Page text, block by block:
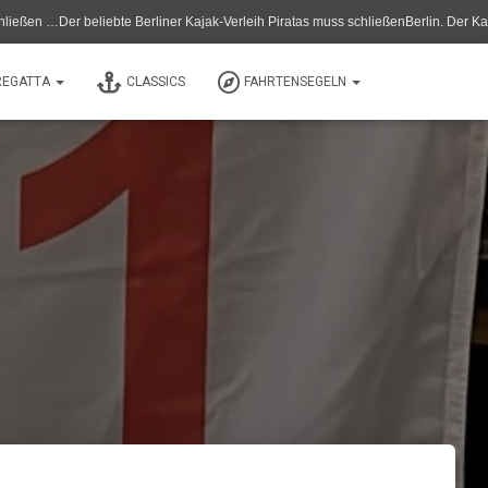
Berliner Kajak-Verleih Piratas muss schließenBerlin. Der Kanu-
CLASSICS FAHRTENSEGELN